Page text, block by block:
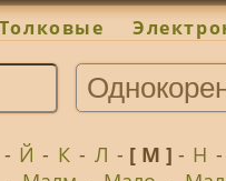
Толковые
- Й - К - Л - [ М ]- Н -